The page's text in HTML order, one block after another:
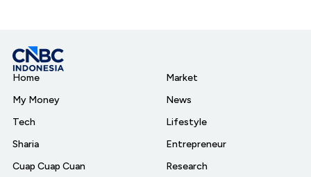
Home
My Money
Tech
Sharia
Cuap Cuap Cuan
Market
News
Lifestyle
Entrepreneur
Research